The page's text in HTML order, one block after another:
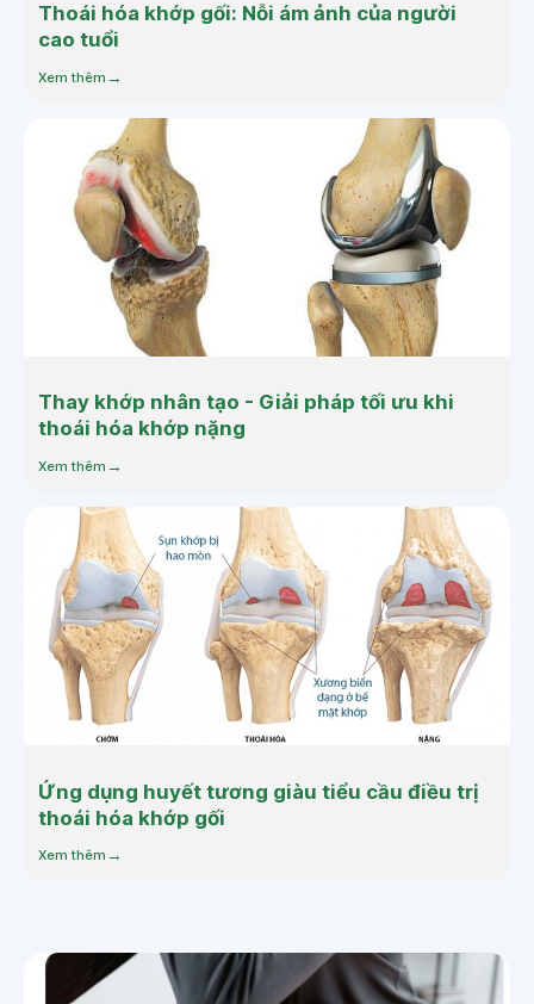
Thoái hóa khớp gối: Nỗi ám ảnh của người
cao tuổi
Xem thêm
Thay khớp nhân tạo - Giải pháp tối ưu khi
thoái hóa khớp nặng
Xem thêm
Ứng dụng huyết tương giàu tiểu cầu điều trị
thoái hóa khớp gối
Xem thêm